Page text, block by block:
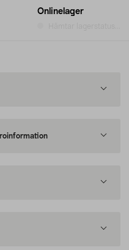
Onlinelager